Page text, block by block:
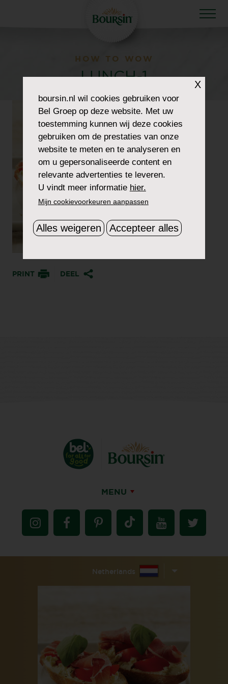
HOW TO WOW
LUNCH-1
PRINT DEEL
MENU
Netherlands
X
boursin.nl wil cookies gebruiken voor
Bel Groep op deze website. Met uw
toestemming kunnen wij deze cookies
gebruiken om de prestaties van onze
website te meten en te analyseren en
om u gepersonaliseerde content en
relevante advertenties te leveren.
U vindt meer informatie hier.
Mijn cookievoorkeuren aanpassen
Alles weigeren Accepteer alles